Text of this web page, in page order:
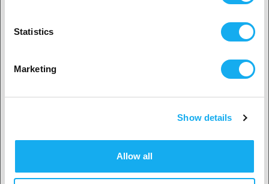
Statistics
Marketing
Show details
Allow all
Produkt
adres e-mail*